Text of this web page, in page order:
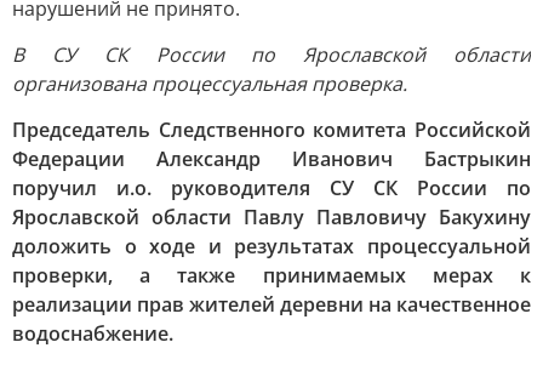
нарушений не принято.
В СУ СК России по Ярославской области
организована процессуальная проверка.
Председатель Следственного комитета Российской
Федерации Александр Иванович Бастрыкин
поручил и.о. руководителя СУ СК России по
Ярославской области Павлу Павловичу Бакухину
доложить о ходе и результатах процессуальной
проверки, а также принимаемых мерах к
реализации прав жителей деревни на качественное
водоснабжение.